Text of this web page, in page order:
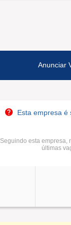
Anunciar
Esta empresa é
Seguindo esta empresa,
últimas